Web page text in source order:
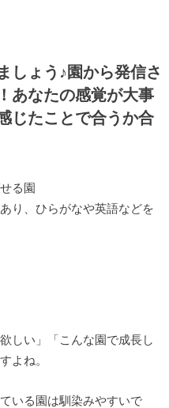
しょう♪園から発信さ
あなたの感覚が大事
じたことで合うか合
る園
り、ひらがなや英語などを
しい」「こんな園で成長し
よね。
いる園は馴染みやすいで